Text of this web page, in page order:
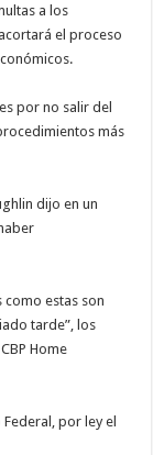
a los
el proceso
por no salir del
más
dijo en un
como estas son
tarde”, los
Home
por ley el